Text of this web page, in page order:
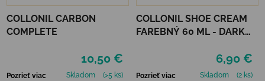
COLLONIL CARBON
COMPLETE
10,50 €
Pozrieť viac Skladom (>5 ks)
COLLONIL SHOE CREAM
FAREBNÝ 60 ML - DARK
6,90 €
Pozrieť viac Skladom (2 ks)